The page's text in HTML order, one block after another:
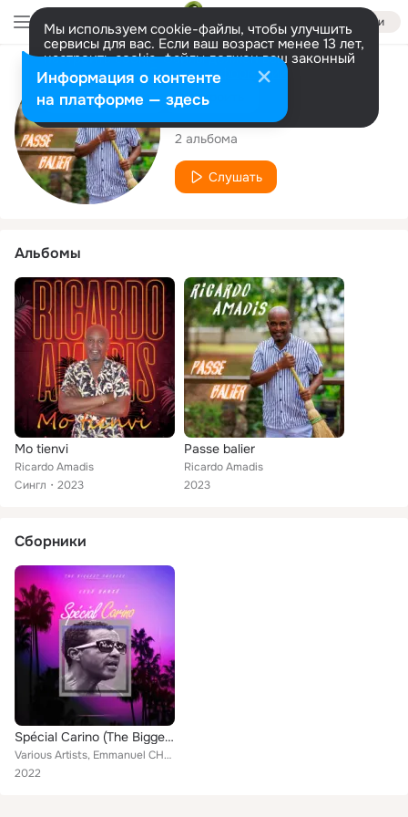
Войти
Мы используем cookie-файлы, чтобы улучшить
сервисы для вас. Если ваш возраст менее 13 лет,
настроить cookie-файлы должен ваш законный
представитель. Больше информации
Разрешить все Настроить
Исполнитель
Ricardo Amadis
2 альбома
Слушать
Альбомы
Mo tienvi
Ricardo Amadis
Сингл
2023
Passe balier
Ricardo Amadis
2023
Сборники
Spécial Carino (The Biggest Success – Levé Dansé)
Various Artists, Emmanuel CHATON, Denis Fricot, Luana Panin, Olivier Brique, AUBIN, Didier Clarel, Olivier BUDALLY, Lindsey BRIQ...
2022
Информация о контенте
на платформе — здесь